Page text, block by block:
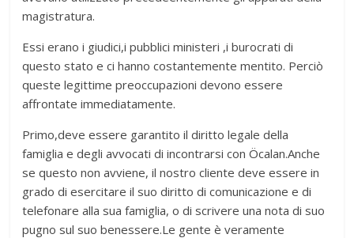
magistratura.
Essi erano i giudici,i pubblici ministeri ,i burocrati di
questo stato e ci hanno costantemente mentito. Perciò
queste legittime preoccupazioni devono essere
affrontate immediatamente.
Primo,deve essere garantito il diritto legale della
famiglia e degli avvocati di incontrarsi con Öcalan.Anche
se questo non avviene, il nostro cliente deve essere in
grado di esercitare il suo diritto di comunicazione e di
telefonare alla sua famiglia, o di scrivere una nota di suo
pugno sul suo benessere.Le gente è veramente